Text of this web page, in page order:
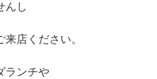
んし
店ください。
ランチや